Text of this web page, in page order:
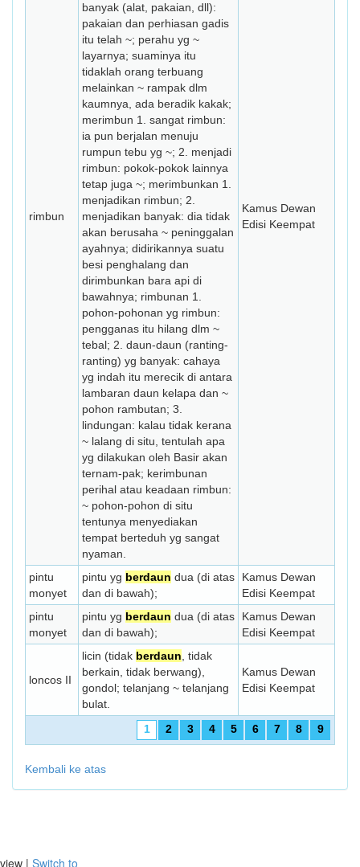
rimbun
banyak (alat, pakaian, dll):
pakaian dan perhiasan gadis
itu telah ~; perahu yg ~
layarnya; suaminya itu
tidaklah orang ter­buang
melainkan ~ rampak dlm
kaum­nya, ada beradik kakak;
merimbun 1. sangat rimbun:
ia pun berjalan menuju
rumpun tebu yg ~; 2. menjadi
rimbun: pokok-pokok lainnya
tetap juga ~; merimbunkan 1.
menjadikan rimbun; 2.
menjadikan banyak: dia tidak
akan berusaha ~ peninggalan
ayahnya; didirikannya suatu
besi penghalang dan
dirimbunkan bara api di
bawahnya; rimbunan 1.
pohon-pohonan yg rimbun:
pengganas itu hilang dlm ~
tebal; 2. daun-daun (ranting-
ranting) yg banyak: cahaya
yg indah itu merecik di antara
lambaran daun kelapa dan ~
pohon rambutan; 3.
lindungan: kalau tidak kerana
~ lalang di situ, tentulah apa
yg dilakukan oleh Basir akan
ternam-pak; kerimbunan
perihal atau keadaan rimbun:
~ pohon-pohon di situ
tentunya menyedia­kan
tempat berteduh yg sangat
nyaman.
Kamus Dewan
Edisi Keempat
pintu
monyet
pintu yg berdaun dua (di atas
dan di bawah);
Kamus Dewan
Edisi Keempat
pintu
monyet
pintu yg berdaun dua (di atas
dan di bawah);
Kamus Dewan
Edisi Keempat
loncos II
licin (tidak berdaun , tidak
berkain, tidak berwang),
gondol; telanjang ~ telanjang
bulat.
Kamus Dewan
Edisi Keempat
1 2 3 4 5 6 7 8 9
Kembali ke atas
view | Switch to